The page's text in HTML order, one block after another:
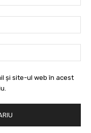
și site-ul web în acest